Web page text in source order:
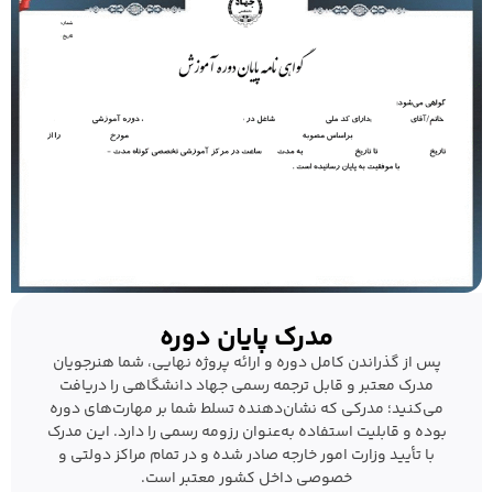
مدرک پایان دوره
پس از گذراندن کامل دوره و ارائه پروژه نهایی، شما هنرجویان
مدرک معتبر و قابل ترجمه رسمی جهاد دانشگاهی را دریافت
می‌کنید؛ مدرکی که نشان‌دهنده تسلط شما بر مهارت‌های دوره
بوده و قابلیت استفاده به‌عنوان رزومه رسمی را دارد. این مدرک
با تأیید وزارت امور خارجه صادر شده و در تمام مراکز دولتی و
خصوصی داخل کشور معتبر است.